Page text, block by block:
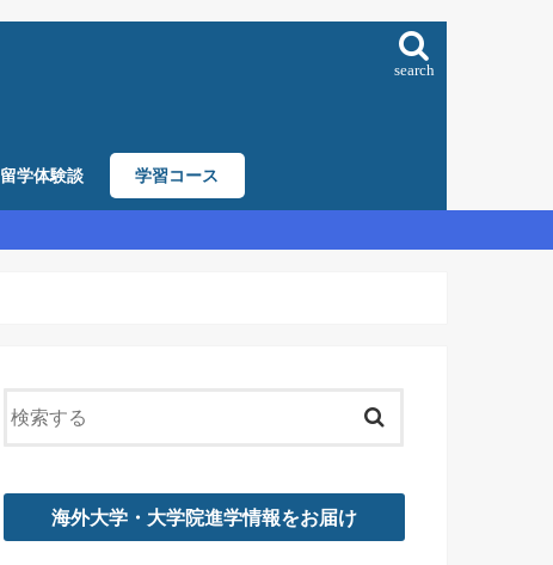
search
留学体験談 学習コース
海外大学・大学院進学情報をお届け